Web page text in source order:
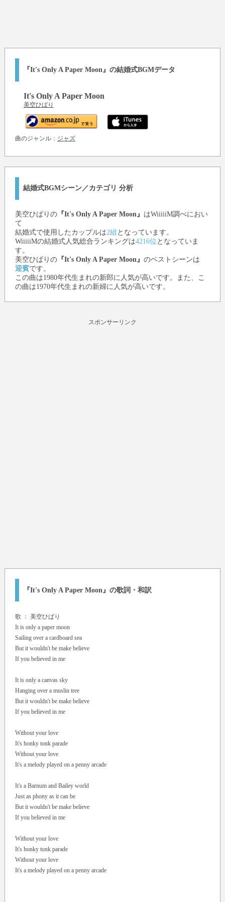
『It's Only A Paper Moon』の結婚式BGMデータ
It's Only A Paper Moon
美空ひばり
曲のジャンル： ジャズ
結婚式BGMシーン／カテゴリ 分析
美空ひばり の『It's Only A Paper Moon』 はWiiiiiM調べにおい
て
結婚式で使用したカップルは2組 となっています。
WiiiiiMの結婚式人気総合ランキングは4216位 となっていま
す。
美空ひばり の『It's Only A Paper Moon』 のベストシーンは
迎賓です。
この曲は1980年代生まれの新郎に人気が高いです。また、こ
の曲は1970年代生まれの新婦に人気が高いです。
スポンサーリンク
『It's Only A Paper Moon』の歌詞・和訳
歌 ： 美空ひばり
It is only a paper moon
Sailing over a cardboard sea
But it wouldn't be make believe
If you believed in me
It is only a canvas sky
Hanging over a muslin tree
But it wouldn't be make believe
If you believed in me
Without your love
It's honky tonk parade
Without your love
It's a melody played on a penny arcade
It's a Barnum and Bailey world
Just as phony as it can be
But it wouldn't be make believe
If you believed in me
Without your love
It's honky tonk parade
Without your love
It's a melody played on a penny arcade